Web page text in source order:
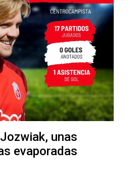
unas
evaporadas